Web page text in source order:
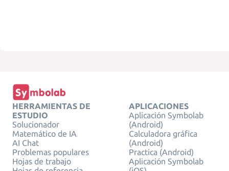
HERRAMIENTAS DE
ESTUDIO
Solucionador
Matemático de IA
AI Chat
Problemas populares
Hojas de trabajo
APLICACIONES
Aplicación Symbolab
(Android)
Calculadora gráfica
(Android)
Practica (Android)
Aplicación Symbolab